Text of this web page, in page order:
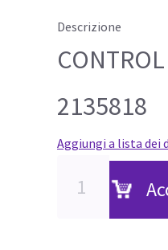
Descrizione
2135818
Aggiungi a lista dei